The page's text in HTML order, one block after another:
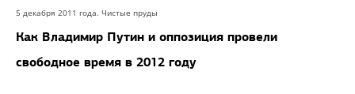
5 декабря 2011 года. Чистые пруды
Как Владимир Путин и оппозиция провели
свободное время в 2012 году